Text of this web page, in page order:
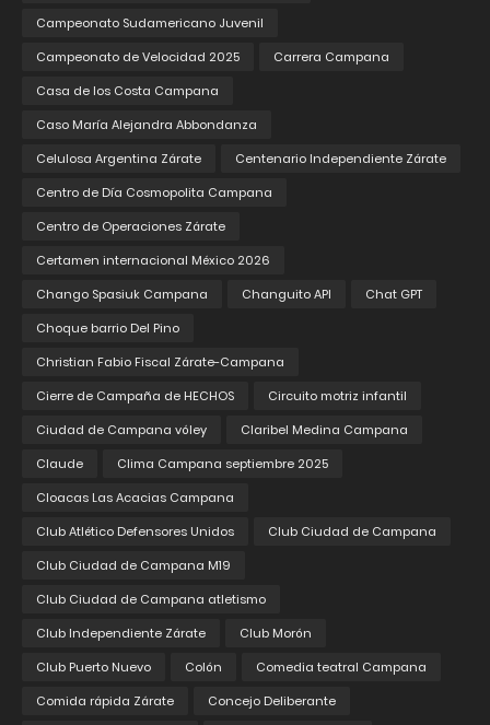
Campeonato Sudamericano Juvenil
Campeonato de Velocidad 2025
Carrera Campana
Casa de los Costa Campana
Caso María Alejandra Abbondanza
Celulosa Argentina Zárate
Centenario Independiente Zárate
Centro de Día Cosmopolita Campana
Centro de Operaciones Zárate
Certamen internacional México 2026
Chango Spasiuk Campana
Changuito API
Chat GPT
Choque barrio Del Pino
Christian Fabio Fiscal Zárate-Campana
Cierre de Campaña de HECHOS
Circuito motriz infantil
Ciudad de Campana vóley
Claribel Medina Campana
Claude
Clima Campana septiembre 2025
Cloacas Las Acacias Campana
Club Atlético Defensores Unidos
Club Ciudad de Campana
Club Ciudad de Campana M19
Club Ciudad de Campana atletismo
Club Independiente Zárate
Club Morón
Club Puerto Nuevo
Colón
Comedia teatral Campana
Comida rápida Zárate
Concejo Deliberante